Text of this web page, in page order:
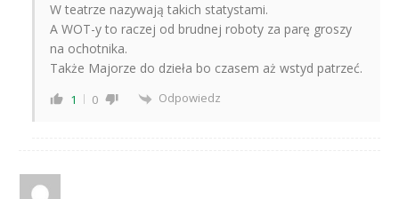
W teatrze nazywają takich statystami.
A WOT-y to raczej od brudnej roboty za parę groszy
na ochotnika.
Także Majorze do dzieła bo czasem aż wstyd patrzeć.
1 0 Odpowiedz